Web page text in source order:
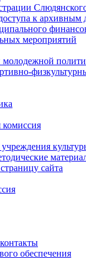
к архивным
мероприятий
молодежной
комиссия
сайта
обеспечения